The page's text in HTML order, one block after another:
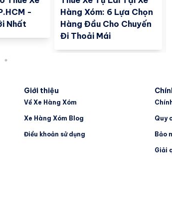
-
Nhất
Hàng Xóm: 6 Lựa Chọn
Hàng Đầu Cho Chuyến
Đi Thoải Mái
Giới thiệu
Về Xe Hàng Xóm
Xe Hàng Xóm Blog
Điều khoản sử dụng
Quy
Bảo
Giải